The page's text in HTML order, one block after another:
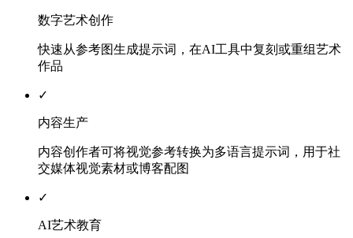
数字艺术创作
快速从参考图生成提示词，在AI工具中复刻或重组艺术
作品
✓
内容生产
内容创作者可将视觉参考转换为多语言提示词，用于社
交媒体视觉素材或博客配图
✓
AI艺术教育